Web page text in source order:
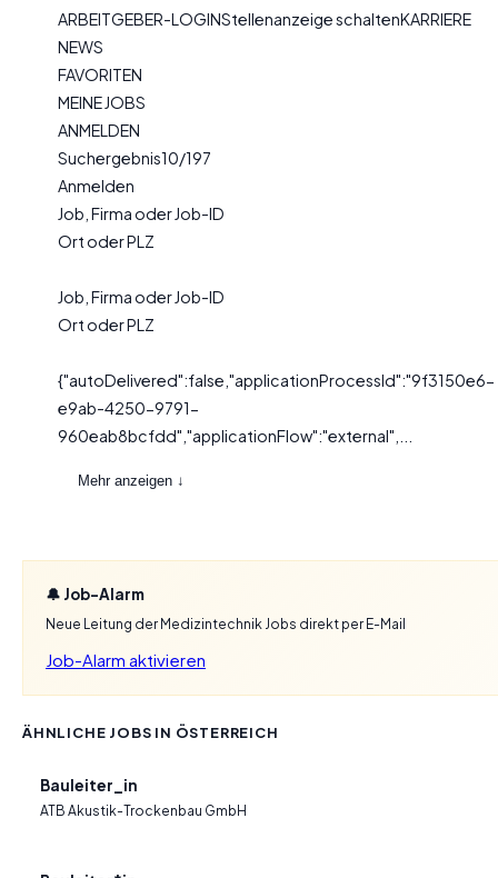
ARBEITGEBER-LOGINStellenanzeige schaltenKARRIERE
NEWS
FAVORITEN
MEINE JOBS
ANMELDEN
Suchergebnis10/197
Anmelden
Job, Firma oder Job-ID
Ort oder PLZ
Job, Firma oder Job-ID
Ort oder PLZ
{"autoDelivered":false,"applicationProcessId":"9f3150e6-
e9ab-4250-9791-
960eab8bcfdd","applicationFlow":"external",...
Mehr anzeigen ↓
🔔 Job-Alarm
Neue Leitung der Medizintechnik Jobs direkt per E-Mail
Job-Alarm aktivieren
ÄHNLICHE JOBS IN ÖSTERREICH
Bauleiter_in
ATB Akustik-Trockenbau GmbH